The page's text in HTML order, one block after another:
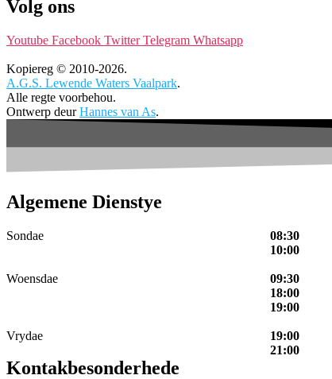
Volg ons
Youtube Facebook Twitter Telegram Whatsapp
Kopiereg © 2010-2026.
A.G.S. Lewende Waters Vaalpark.
Alle regte voorbehou.
Ontwerp deurHannes van As.
Algemene Dienstye
Sondae
Woensdae
Vrydae
08:30
10:00
09:30
18:00
19:00
19:00
21:00
Kontakbesonderhede